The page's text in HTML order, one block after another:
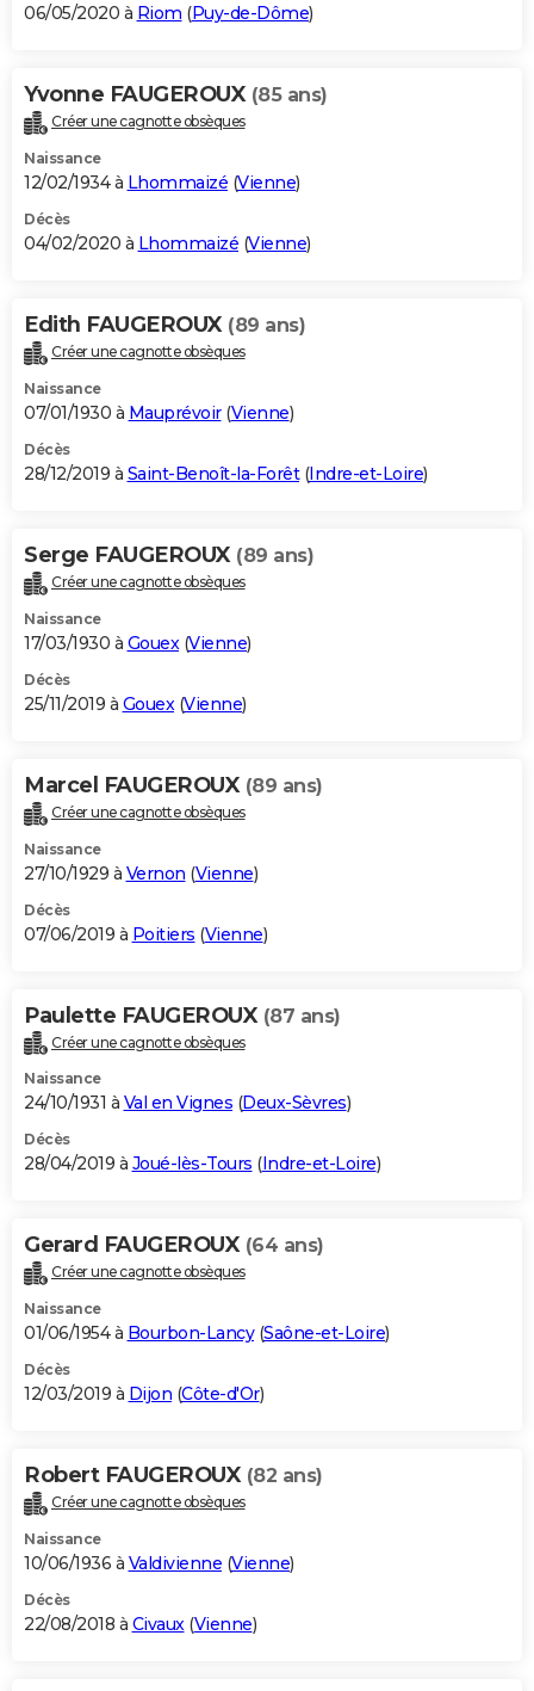
06/05/2020 à Riom (Puy-de-Dôme)
Yvonne FAUGEROUX (85 ans)
Créer une cagnotte obsèques
Naissance
12/02/1934 à Lhommaizé (Vienne)
Décès
04/02/2020 à Lhommaizé (Vienne)
Edith FAUGEROUX (89 ans)
Créer une cagnotte obsèques
Naissance
07/01/1930 à Mauprévoir(Vienne)
Décès
28/12/2019 à Saint-Benoît-la-Forêt(Indre-et-Loire)
Serge FAUGEROUX (89 ans)
Créer une cagnotte obsèques
Naissance
17/03/1930 à Gouex(Vienne)
Décès
25/11/2019 à Gouex(Vienne)
Marcel FAUGEROUX (89 ans)
Créer une cagnotte obsèques
Naissance
27/10/1929 à Vernon (Vienne)
Décès
07/06/2019 à Poitiers (Vienne)
Paulette FAUGEROUX (87 ans)
Créer une cagnotte obsèques
Naissance
24/10/1931 à Val en Vignes (Deux-Sèvres)
Décès
28/04/2019 à Joué-lès-Tours (Indre-et-Loire)
Gerard FAUGEROUX (64 ans)
Créer une cagnotte obsèques
Naissance
01/06/1954 à Bourbon-Lancy(Saône-et-Loire)
Décès
12/03/2019 à Dijon (Côte-d'Or)
Robert FAUGEROUX (82 ans)
Créer une cagnotte obsèques
Naissance
10/06/1936 à Valdivienne (Vienne)
Décès
22/08/2018 à Civaux(Vienne)